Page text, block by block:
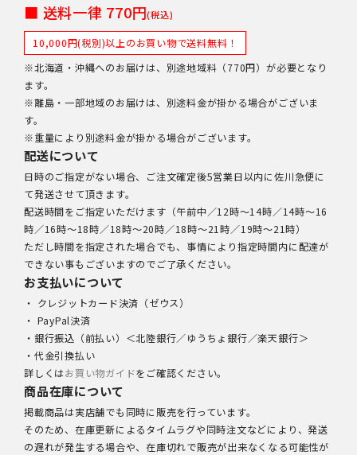
■ 送料一律 770円(税込)
10,000円(税別)以上のお買い物で送料無料！
※北海道・沖縄へのお届けは、別途地域料（770円）が必要となり
ます。
※離島・一部地域のお届けは、別途料金が掛かる場合がございま
す。
※重量により別途料金が掛かる場合がございます。
配送について
日時のご指定がない場合、ご注文確定後5営業日以内に佐川急便に
て発送させて頂きます。
配送時間をご指定いただけます（午前中／12時～14時／14時～16
時／16時～18時／18時～20時／18時～21時／19時～21時）
ただし時間を指定された場合でも、事情により指定時間内に配達が
できない事もございますのでご了承ください。
お支払いについて
・ クレジットカード決済（ゼウス）
・ PayPal決済
・銀行振込（前払い）＜北陸銀行／ゆうちょ銀行／楽天銀行＞
・代金引換払い
詳しくはお買い物ガイドをご確認ください。
商品在庫について
掲載商品は実店舗でも同時に販売を行っています。
そのため、在庫更新によるタイムラグや同時注文などにより、発送
の遅れが発生する場合や、在庫切れで販売が出来なくなる可能性が